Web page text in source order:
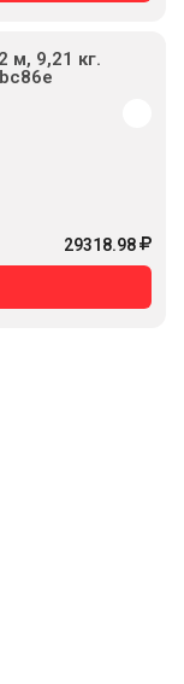
м, 9,21 кг.
29318.98